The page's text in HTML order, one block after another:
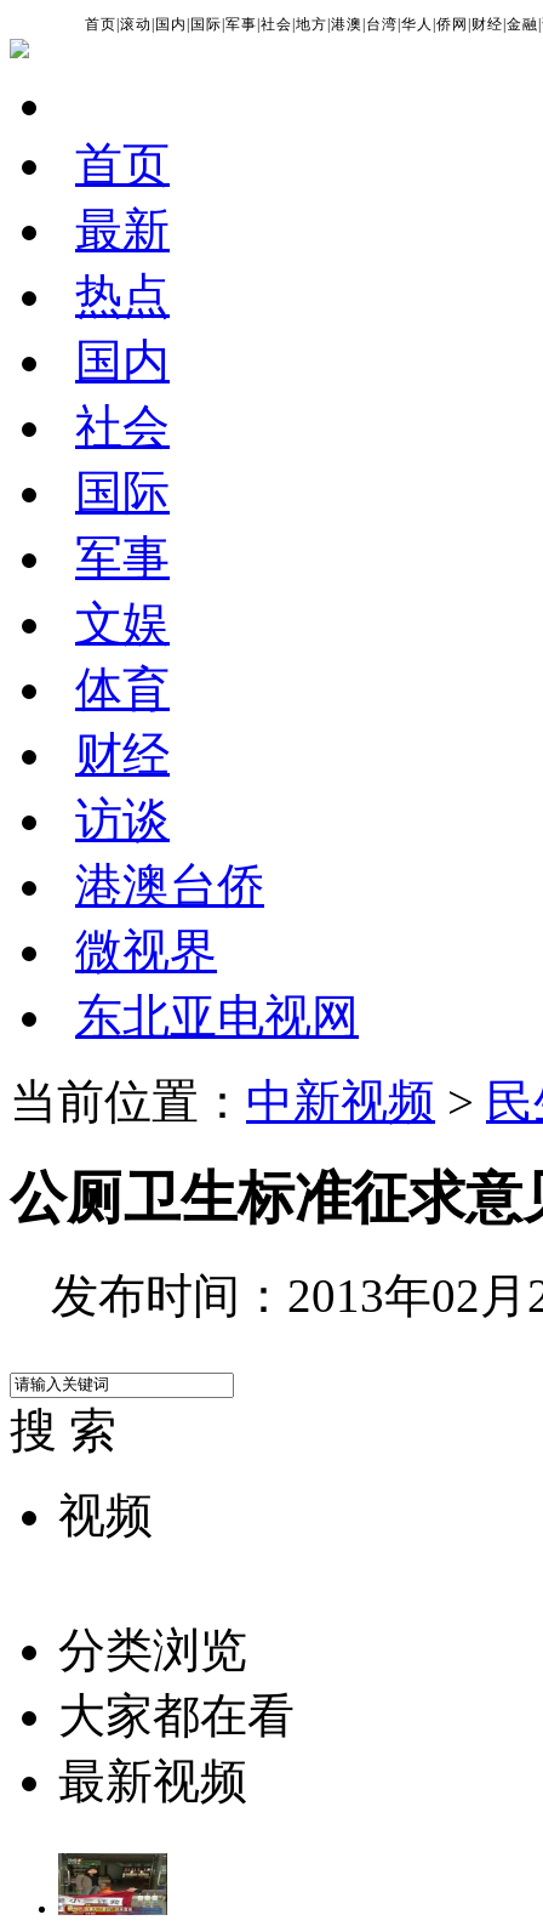
首页 |滚动 国内 国际 |军事 |社会 |地方 |港澳 台湾 |华人 |侨网 财经 |金融 |
首页
最新
热点
国内
社会
国际
军事
文娱
体育
财经
访谈
港澳台侨
微视界
东北亚电视网
当前位置： 中新视频 >
公厕卫生标准征求
发布时间：2013年02月
搜 索
视频
分类浏览
大家都在看
最新视频